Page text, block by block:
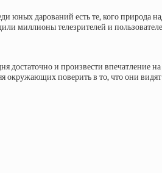
юных дарований есть те, кого
миллионы телезрителей и
и произвести впечатление
поверить в то, что они